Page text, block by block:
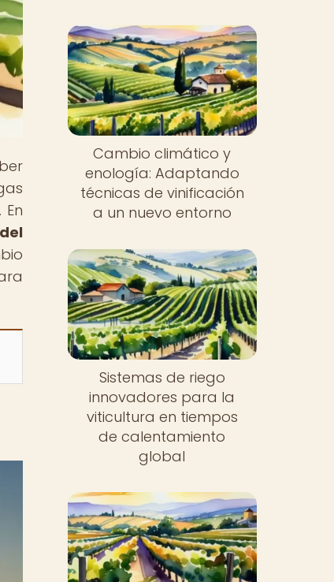
Cambio climático y
enología: Adaptando
técnicas de vinificación
a un nuevo entorno
Sistemas de riego
innovadores para la
viticultura en tiempos
de calentamiento
global